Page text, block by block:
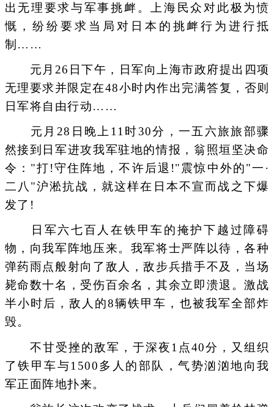
出无理要求与军事挑衅。上海民众对此极为愤
慨，纷纷要求当局对日本的挑衅行为进行抵
制……
元月26日下午，日军向上海市政府提出四项
无理要求并限定在48小时内作出完满答复，否则
日军将自由行动……
元月28日晚上11时30分，一五六旅旅部骤
然接到日军进攻我军驻地的情报，翁照垣坚决命
令："打!守住阵地，不许后退!"震惊中外的"一·
二八"沪淞抗战，就这样在日本不宣而战之下爆
发了!
日军六七百人在铁甲车的掩护下越过障碍
物，向我军阵地压来。我军将士严阵以待，各种
弹药雨点般射向了敌人，敌步兵措手不及，当场
毙命数十名，受伤百余名，其余立即溃退。激战
半小时后，敌人的8辆铁甲车，也被我军全部炸
毁。
不甘受挫的敌军，于深夜1点40分，又组织
了铁甲车与1500多人的部队，气势汹汹地向我
军正面阵地扑来。